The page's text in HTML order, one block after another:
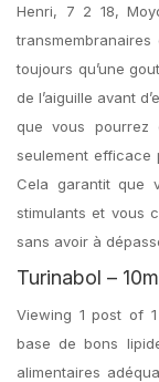
Henri, 7 2 18,
toujours qu’une
de l’aiguille avant
que vous pourrez
seulement efficace
Cela garantit que
stimulants et vous
sans avoir à
Turinabol –
Viewing 1 post of
base de bons
alimentaires